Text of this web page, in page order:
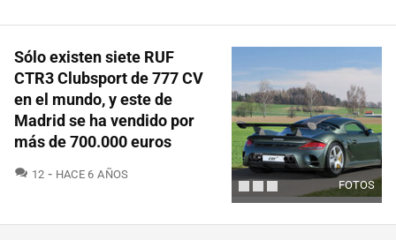
FOTOS
Sólo existen siete RUF
CTR3 Clubsport de 777 CV
en el mundo, y este de
Madrid se ha vendido por
más de 700.000 euros
12 COMENTARIOS
HACE 6 AÑOS